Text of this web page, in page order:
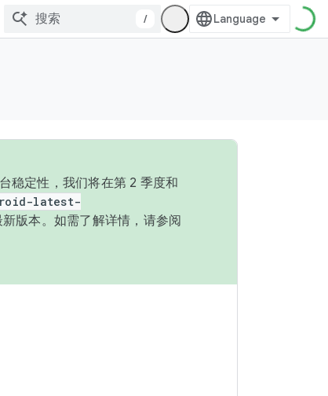
/
稳定性，我们将在第 2 季度和
latest-
版本。如需了解详情，请参阅